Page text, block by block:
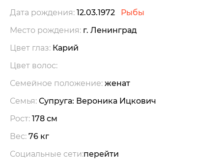
Дата рождения: 12.03.1972
Рыбы
Место рождения: г. Ленинград
Цвет глаз: Карий
Цвет волос:
Семейное положение: женат
Семья: Супруга: Вероника Ицкович
Рост: 178 см
Вес: 76 кг
Социальные сети:перейти